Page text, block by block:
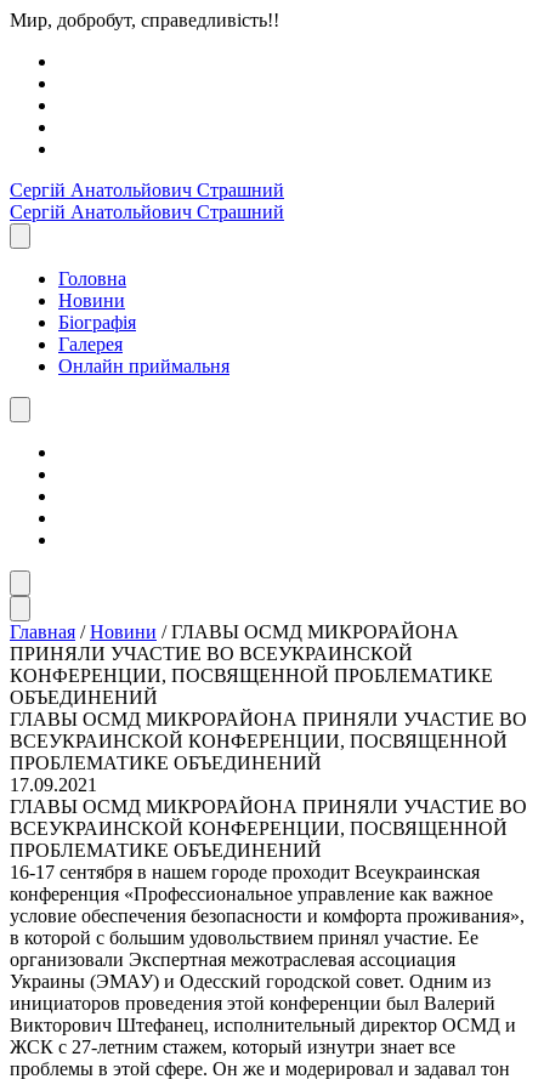
Мир, добробут, справедливість!!
Сергiй Анатольйович Страшний
Сергiй Анатольйович Страшний
Головна
Новини
Біографія
Галерея
Онлайн приймальня
Главная / Новини / ГЛАВЫ ОСМД МИКРОРАЙОНА
ПРИНЯЛИ УЧАСТИЕ ВО ВСЕУКРАИНСКОЙ
КОНФЕРЕНЦИИ, ПОСВЯЩЕННОЙ ПРОБЛЕМАТИКЕ
ОБЪЕДИНЕНИЙ
ГЛАВЫ ОСМД МИКРОРАЙОНА ПРИНЯЛИ УЧАСТИЕ ВО
ВСЕУКРАИНСКОЙ КОНФЕРЕНЦИИ, ПОСВЯЩЕННОЙ
ПРОБЛЕМАТИКЕ ОБЪЕДИНЕНИЙ
17.09.2021
ГЛАВЫ ОСМД МИКРОРАЙОНА ПРИНЯЛИ УЧАСТИЕ ВО
ВСЕУКРАИНСКОЙ КОНФЕРЕНЦИИ, ПОСВЯЩЕННОЙ
ПРОБЛЕМАТИКЕ ОБЪЕДИНЕНИЙ
16-17 сентября в нашем городе проходит Всеукраинская
конференция «Профессиональное управление как важное
условие обеспечения безопасности и комфорта проживания»,
в которой с большим удовольствием принял участие. Ее
организовали Экспертная межотраслевая ассоциация
Украины (ЭМАУ) и Одесский городской совет. Одним из
инициаторов проведения этой конференции был Валерий
Викторович Штефанец, исполнительный директор ОСМД и
ЖСК с 27-летним стажем, который изнутри знает все
проблемы в этой сфере. Он же и модерировал и задавал тон